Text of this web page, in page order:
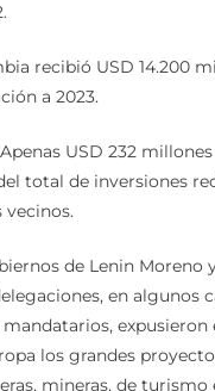
recibió USD 14.200
a 2023.
USD 232
total de inversiones
vecinos.
de Lenin Moreno
en algunos
expusieron
los grandes
mineras, de turismo